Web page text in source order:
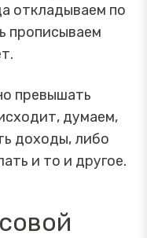
откладываем по
прописываем
превышать
думаем,
доходы, либо
и то и другое.